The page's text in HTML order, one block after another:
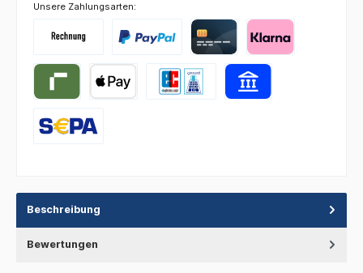
Unsere Zahlungsarten:
Beschreibung
Bewertungen